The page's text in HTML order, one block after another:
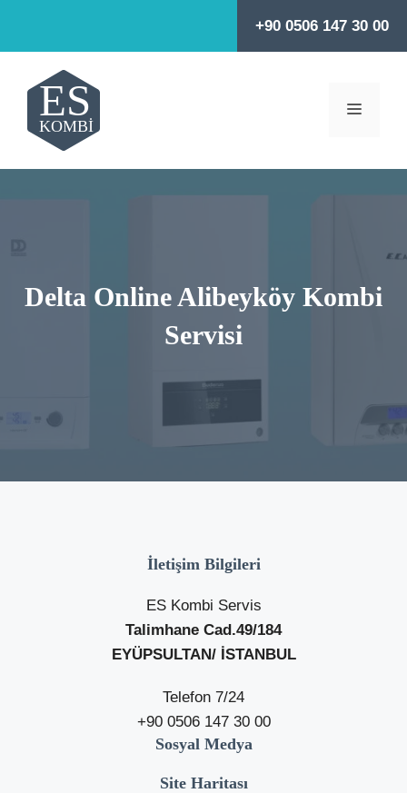
+90 0506 147 30 00
MENÜ
Delta Online Alibeyköy Kombi
Servisi
İletişim Bilgileri
ES Kombi Servis
Talimhane Cad.49/184
EYÜPSULTAN/ İSTANBUL
Telefon 7/24
+90 0506 147 30 00
Sosyal Medya
Site Haritası